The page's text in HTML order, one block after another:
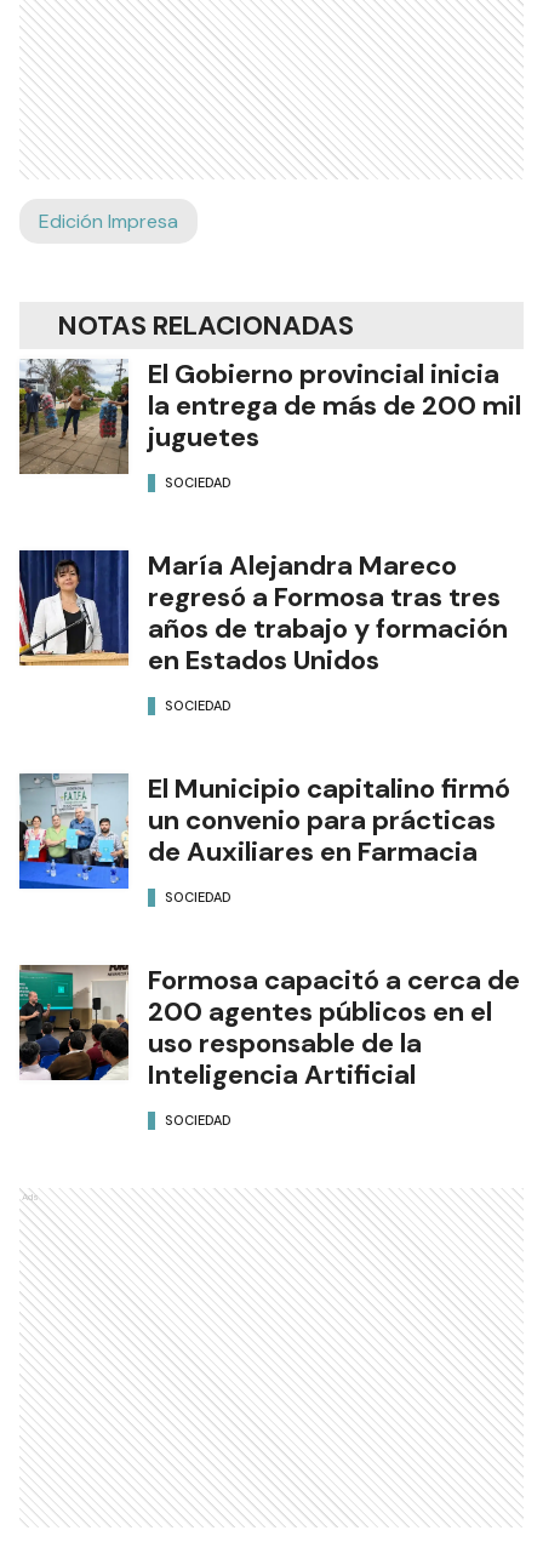
Edición Impresa
NOTAS RELACIONADAS
El Gobierno provincial inicia
la entrega de más de 200 mil
juguetes
SOCIEDAD
María Alejandra Mareco
regresó a Formosa tras tres
años de trabajo y formación
en Estados Unidos
SOCIEDAD
El Municipio capitalino firmó
un convenio para prácticas
de Auxiliares en Farmacia
SOCIEDAD
Formosa capacitó a cerca de
200 agentes públicos en el
uso responsable de la
Inteligencia Artificial
SOCIEDAD
Ads